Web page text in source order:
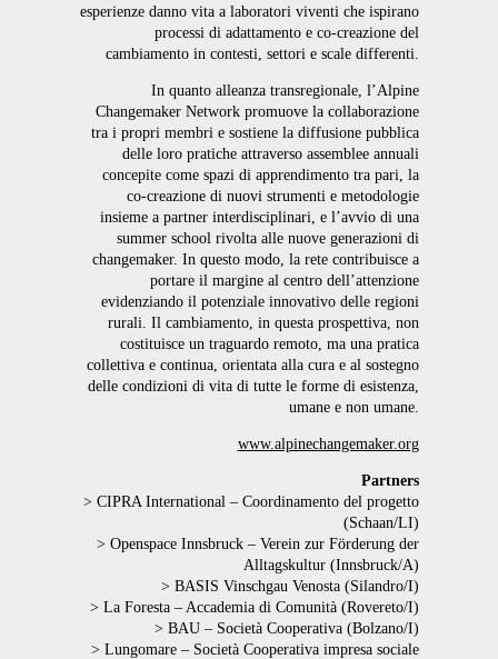
esperienze danno vita a laboratori viventi che ispirano
processi di adattamento e co-creazione del
cambiamento in contesti, settori e scale differenti.
In quanto alleanza transregionale, l’Alpine
Changemaker Network promuove la collaborazione
tra i propri membri e sostiene la diffusione pubblica
delle loro pratiche attraverso assemblee annuali
concepite come spazi di apprendimento tra pari, la
co-creazione di nuovi strumenti e metodologie
insieme a partner interdisciplinari, e l’avvio di una
summer school rivolta alle nuove generazioni di
changemaker. In questo modo, la rete contribuisce a
portare il margine al centro dell’attenzione
evidenziando il potenziale innovativo delle regioni
rurali. Il cambiamento, in questa prospettiva, non
costituisce un traguardo remoto, ma una pratica
collettiva e continua, orientata alla cura e al sostegno
delle condizioni di vita di tutte le forme di esistenza,
umane e non umane.
www.alpinechangemaker.org
Partners
> CIPRA International – Coordinamento del progetto
(Schaan/LI)
> Openspace Innsbruck – Verein zur Förderung der
Alltagskultur (Innsbruck/A)
> BASIS Vinschgau Venosta (Silandro/I)
> La Foresta – Accademia di Comunità (Rovereto/I)
> BAU – Società Cooperativa (Bolzano/I)
> Lungomare – Società Cooperativa impresa sociale